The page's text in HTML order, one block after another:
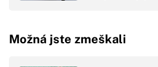
Možná jste zmeškali